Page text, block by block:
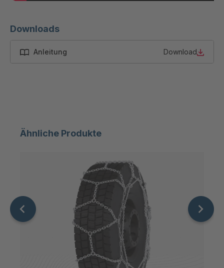
Downloads
Anleitung Download
Ähnliche Produkte